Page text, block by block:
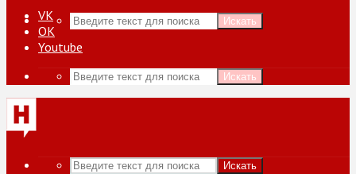
Искать
VK
ОК
Youtube
Искать
Искать